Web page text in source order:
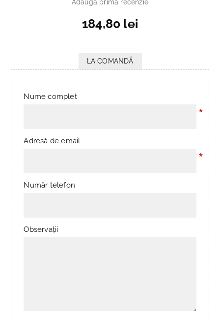
Adaugă prima recenzie
184,80 lei
LA COMANDĂ
Nume complet
*
Adresă de email
*
Număr telefon
Observații